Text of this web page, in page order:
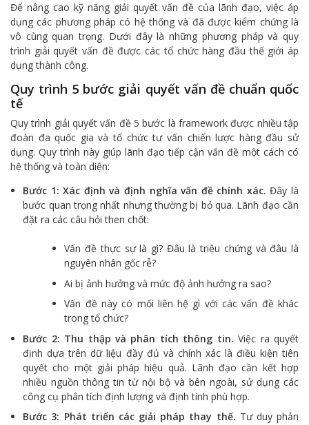
Để nâng cao kỹ năng giải quyết vấn đề của lãnh đạo, việc áp
dụng các phương pháp có hệ thống và đã được kiểm chứng là
vô cùng quan trọng. Dưới đây là những phương pháp và quy
trình giải quyết vấn đề được các tổ chức hàng đầu thế giới áp
dụng thành công.
Quy trình 5 bước giải quyết vấn đề chuẩn quốc
tế
Quy trình giải quyết vấn đề 5 bước là framework được nhiều tập
đoàn đa quốc gia và tổ chức tư vấn chiến lược hàng đầu sử
dụng. Quy trình này giúp lãnh đạo tiếp cận vấn đề một cách có
hệ thống và toàn diện:
Bước 1: Xác định và định nghĩa vấn đề chính xác. Đây là
bước quan trọng nhất nhưng thường bị bỏ qua. Lãnh đạo cần
đặt ra các câu hỏi then chốt:
Vấn đề thực sự là gì? Đâu là triệu chứng và đâu là
nguyên nhân gốc rễ?
Ai bị ảnh hưởng và mức độ ảnh hưởng ra sao?
Vấn đề này có mối liên hệ gì với các vấn đề khác
trong tổ chức?
Bước 2: Thu thập và phân tích thông tin. Việc ra quyết
định dựa trên dữ liệu đầy đủ và chính xác là điều kiện tiên
quyết cho một giải pháp hiệu quả. Lãnh đạo cần kết hợp
nhiều nguồn thông tin từ nội bộ và bên ngoài, sử dụng các
công cụ phân tích định lượng và định tính phù hợp.
Bước 3: Phát triển các giải pháp thay thế. Tư duy phản